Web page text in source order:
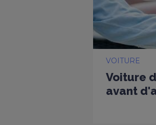
VOITURE
Voiture
avant